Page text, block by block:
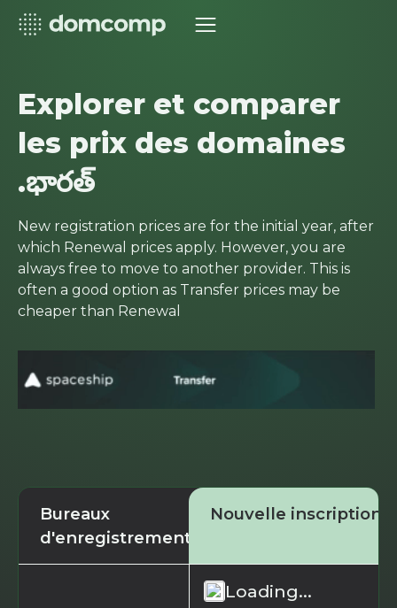
Explorer et comparer
les prix des domaines
.భారత్
New registration prices are for the initial year, after
which Renewal prices apply. However, you are
always free to move to another provider. This is
often a good option as Transfer prices may be
cheaper than Renewal
Bureaux
d'enregistrement
Nouvelle inscription
Loading...